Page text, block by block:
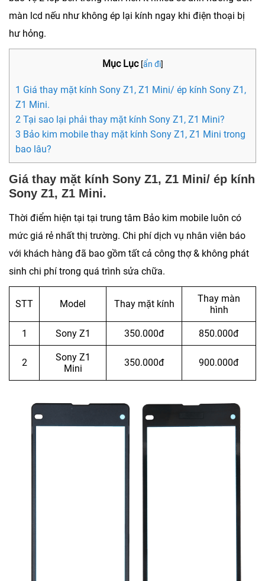
màn lcd nếu như không ép lại kính ngay khi điện thoại bị
hư hỏng.
Mục Lục [ẩn đi]
1 Giá thay mặt kính Sony Z1, Z1 Mini/ ép kính Sony Z1,
Z1 Mini.
2 Tại sao lại phải thay mặt kính Sony Z1, Z1 Mini?
3 Bảo kim mobile thay mặt kính Sony Z1, Z1 Mini trong
bao lâu?
Giá thay mặt kính Sony Z1, Z1 Mini/ ép kính
Sony Z1, Z1 Mini.
Thời điểm hiện tại tại trung tâm Bảo kim mobile luôn có
mức giá rẻ nhất thị trường. Chi phí dịch vụ nhân viên báo
với khách hàng đã bao gồm tất cả công thợ & không phát
sinh chi phí trong quá trình sửa chữa.
STT Model Thay mặt kính
Thay màn
hình
1 Sony Z1 350.000đ 850.000đ
2
Sony Z1
Mini
350.000đ 900.000đ